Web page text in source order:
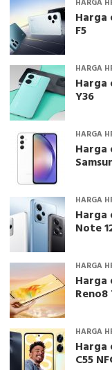
HARGA
Harga
F5
HARGA
Harga
Y36
HARGA
Harga
HARGA
Harga
Note
HARGA
Harga
Reno8
HARGA
Harga
C55